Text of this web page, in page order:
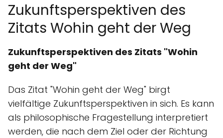
Zukunftsperspektiven des
Zitats Wohin geht der Weg
Zukunftsperspektiven des Zitats "Wohin
geht der Weg"
Das Zitat "Wohin geht der Weg" birgt
vielfältige Zukunftsperspektiven in sich. Es kann
als philosophische Fragestellung interpretiert
werden, die nach dem Ziel oder der Richtung